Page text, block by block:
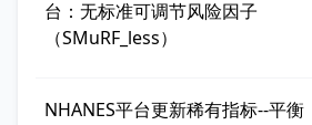
台：无标准可调节风险因子
（SMuRF_less）
NHANES平台更新稀有指标--平衡